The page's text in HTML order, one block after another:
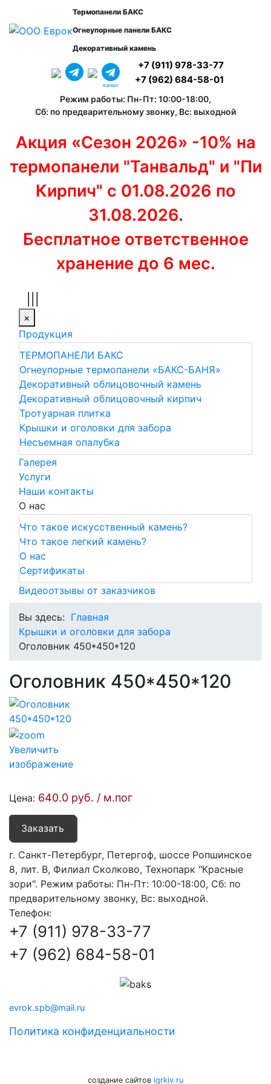
Термопанели БАКС
Огнеупорные панели БАКС
Декоративный камень
канал
+7 (911) 978-33-77
+7 (962) 684-58-01
Режим работы: Пн-Пт: 10:00-18:00,
Сб: по предварительному звонку, Вс: выходной
Акция «Сезон 2026» -10% на
термопанели "Танвальд" и "Пи
Кирпич" с 01.08.2026 по
31.08.2026.
Бесплатное ответственное
хранение до 6 мес.
×
Продукция
ТЕРМОПАНЕЛИ БАКС
Огнеупорные термопанели «БАКС-БАНЯ»
Декоративный облицовочный камень
Декоративный облицовочный кирпич
Тротуарная плитка
Крышки и оголовки для забора
Несъемная опалубка
Галерея
Услуги
Наши контакты
О нас
Что такое искусственный камень?
Что такое легкий камень?
О нас
Сертификаты
Видеоотзывы от заказчиков
Вы здесь: Главная
Крышки и оголовки для забора
Оголовник 450*450*120
Оголовник 450*450*120
Увеличить
изображение
Цена: 640.0 руб. / м.пог
Заказать
г. Санкт-Петербург, Петергоф, шоссе Ропшинское
8, лит. В, Филиал Сколково, Технопарк "Красные
зори". Режим работы: Пн-Пт: 10:00-18:00, Сб: по
предварительному звонку, Вс: выходной.
Телефон:
+7 (911) 978-33-77
+7 (962) 684-58-01‬
evrok.spb@mail.ru
Политика конфиденциальности
создание сайтов igrkiv.ru